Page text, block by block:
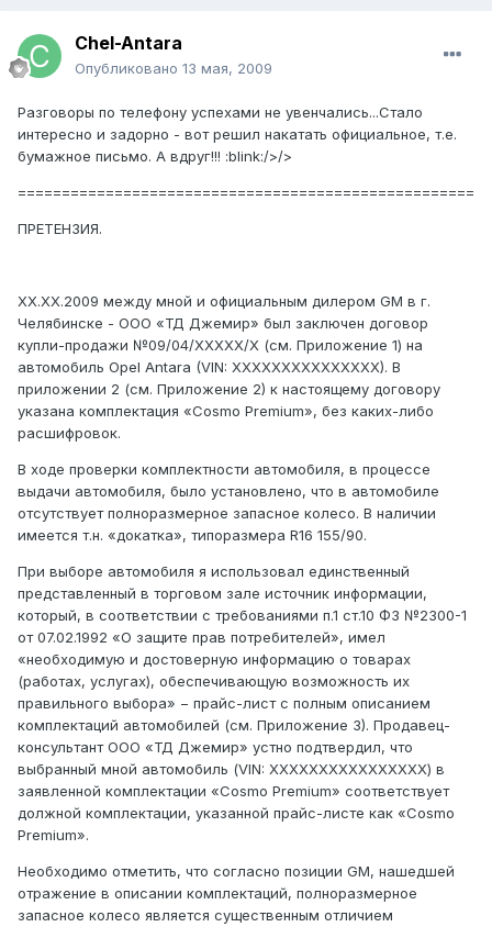
Chel-Antara
Опубликовано 13 мая, 2009
Разговоры по телефону успехами не увенчались...Стало
интересно и задорно - вот решил накатать официальное, т.е.
бумажное письмо. А вдруг!!! :blink:/>/>
====================================================
ПРЕТЕНЗИЯ.
XX.XX.2009 между мной и официальным дилером GM в г.
Челябинске - ООО «ТД Джемир» был заключен договор
купли-продажи №09/04/XXXXX/X (см. Приложение 1) на
автомобиль Opel Antara (VIN: XXXXXXXXXXXXXXX). В
приложении 2 (см. Приложение 2) к настоящему договору
указана комплектация «Cosmo Premium», без каких-либо
расшифровок.
В ходе проверки комплектности автомобиля, в процессе
выдачи автомобиля, было установлено, что в автомобиле
отсутствует полноразмерное запасное колесо. В наличии
имеется т.н. «докатка», типоразмера R16 155/90.
При выборе автомобиля я использовал единственный
представленный в торговом зале источник информации,
который, в соответствии с требованиями п.1 ст.10 ФЗ №2300-1
от 07.02.1992 «О защите прав потребителей», имел
«необходимую и достоверную информацию о товарах
(работах, услугах), обеспечивающую возможность их
правильного выбора» − прайс-лист с полным описанием
комплектаций автомобилей (см. Приложение 3). Продавец-
консультант ООО «ТД Джемир» устно подтвердил, что
выбранный мной автомобиль (VIN: XXXXXXXXXXXXXXXX) в
заявленной комплектации «Cosmo Premium» соответствует
должной комплектации, указанной прайс-листе как «Cosmo
Premium».
Необходимо отметить, что согласно позиции GM, нашедшей
отражение в описании комплектаций, полноразмерное
запасное колесо является существенным отличием